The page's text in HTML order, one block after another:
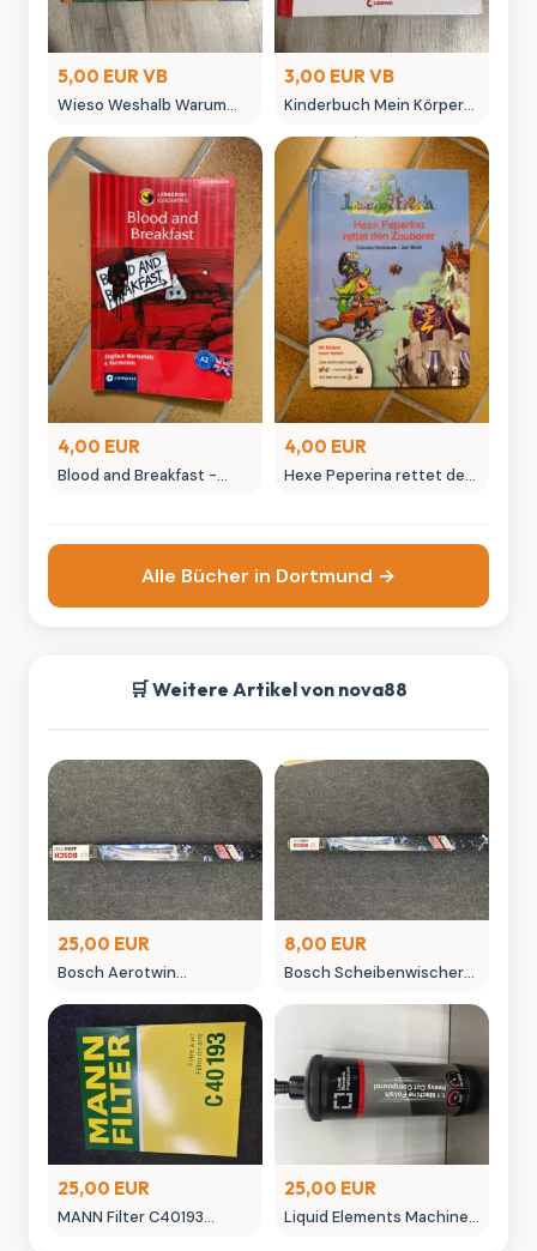
5,00 EUR VB
Wieso Weshalb Warum
Ritterburg
3,00 EUR VB
Kinderbuch Mein Körper
Aufklärungsbuch Pro
Familia gebraucht
4,00 EUR
Blood and Breakfast -
4,00 EUR
Hexe Peperina rettet den
Alle Bücher in Dortmund →
🛒 Weitere Artikel von nova88
25,00 EUR
Bosch Aerotwin
neuwertig in OVP
8,00 EUR
Bosch Scheibenwischer
gebraucht
25,00 EUR
MANN Filter C40193
25,00 EUR
Liquid Elements Machine